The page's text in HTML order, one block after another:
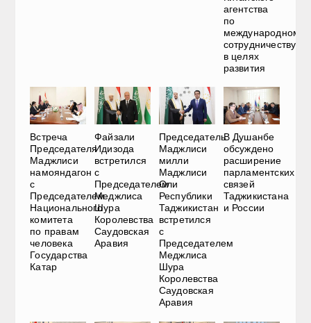
агентства
по
международному
сотрудничеству
в целях
развития
Встреча
Председателя
Маджлиси
намояндагон
с
Председателем
Национального
комитета
по правам
человека
Государства
Катар
Файзали
Идизода
встретился
с
Председателем
Меджлиса
Шура
Королевства
Саудовская
Аравия
Председатель
Маджлиси
милли
Маджлиси
Оли
Республики
Таджикистан
встретился
с
Председателем
Меджлиса
Шура
Королевства
Саудовская
Аравия
В Душанбе
обсуждено
расширение
парламентских
связей
Таджикистана
и России